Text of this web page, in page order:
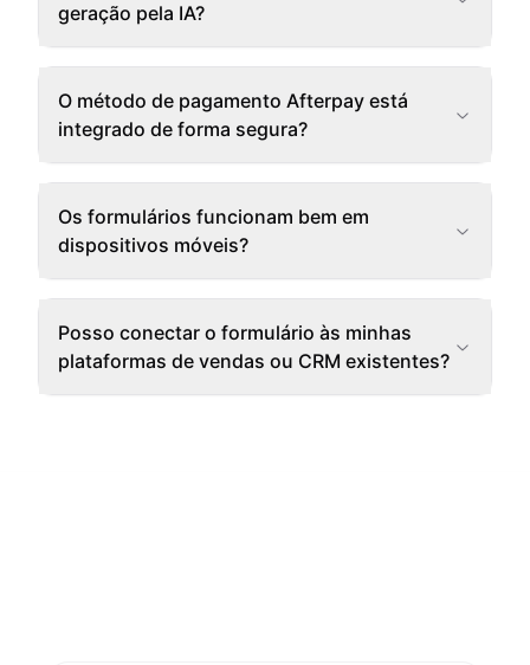
geração pela IA?
O método de pagamento Afterpay está
integrado de forma segura?
Os formulários funcionam bem em
dispositivos móveis?
Posso conectar o formulário às minhas
plataformas de vendas ou CRM existentes?